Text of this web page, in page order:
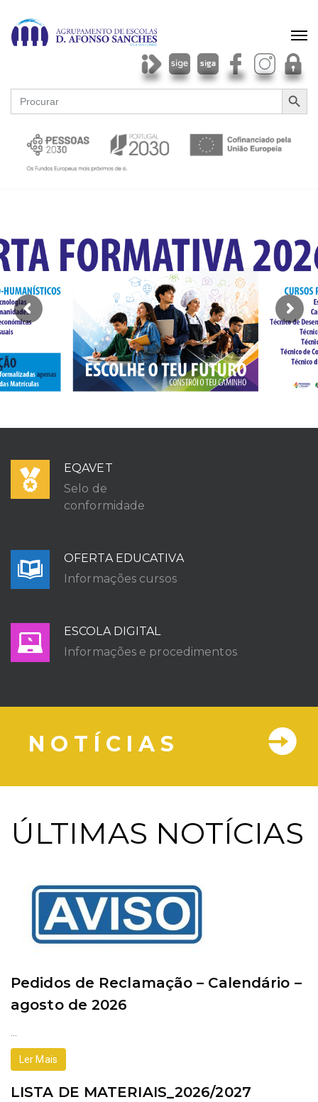
Search
for:
SEARCH
EQAVET
Selo de
conformidade
OFERTA EDUCATIVA
Informações cursos
ESCOLA DIGITAL
Informações e procedimentos
N O T Í C I A S
ÚLTIMAS NOTÍCIAS
Pedidos de Reclamação – Calendário –
agosto de 2026
...
Ler Mais
LISTA DE MATERIAIS_2026/2027